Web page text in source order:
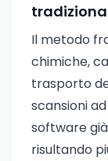
Il metodo
chimiche,
trasporto
scansioni
software
risultando